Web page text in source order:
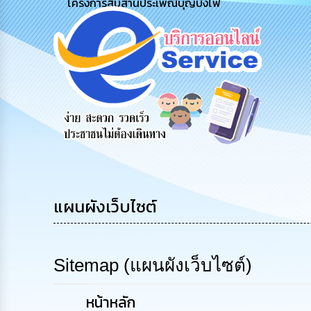
ติดต่อ
สายด่วนผู้
บริหาร
รับฟังความ
คิดเห็น
ประชาชน
ร้องเรีย
ร้องทุกข์
แผนผังเว็บไซต์
Sitemap (แผนผังเว็บไซต์)
หน้าหลัก